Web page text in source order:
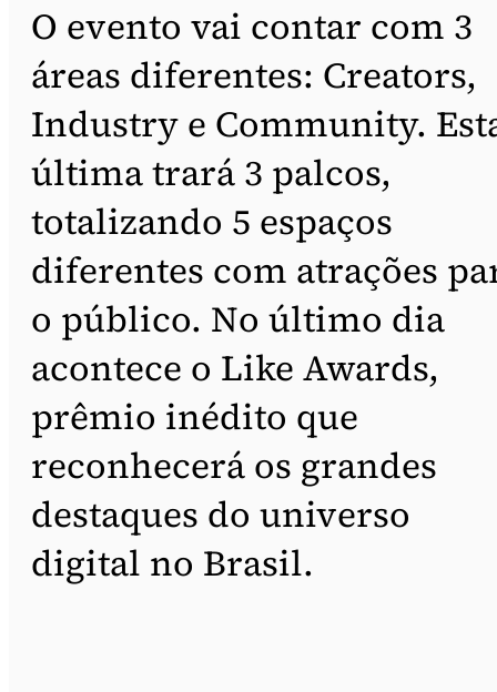
O evento vai contar com 3
áreas diferentes: Creators,
Industry e Community.
última trará 3 palcos,
totalizando 5 espaços
diferentes com atrações
o público. No último dia
acontece o Like Awards,
prêmio inédito que
reconhecerá os grandes
destaques do universo
digital no Brasil.